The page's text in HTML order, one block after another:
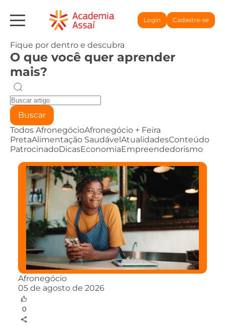
Login Cadastre-se
Fique por dentro e descubra
O que você quer aprender
mais?
Buscar
Todos AfronegócioAfronegócio + Feira
PretaAlimentação SaudávelAtualidadesConteúdo
PatrocinadoDicasEconomiaEmpreendedorismo
Afronegócio
05 de agosto de 2026
0